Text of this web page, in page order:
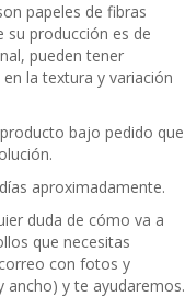
papeles de fibras
su producción es de
pueden tener
la textura y variación
bajo pedido que
aproximadamente.
duda de cómo va a
que necesitas
con fotos y
ancho) y te ayudaremos.